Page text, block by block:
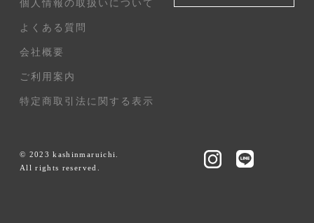
個人情報の取扱いについて
よくある質問
会社概要
ご利用案内
特定商取引法に関する表示
© 2023 kashinmaruichi.
All rights reserved.